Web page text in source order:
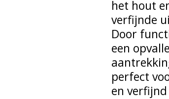
het hout
verfijnde
Door
een
perfect
en